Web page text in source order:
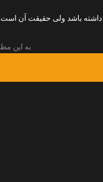
داشته باشد ولی حقیقت آن
به این